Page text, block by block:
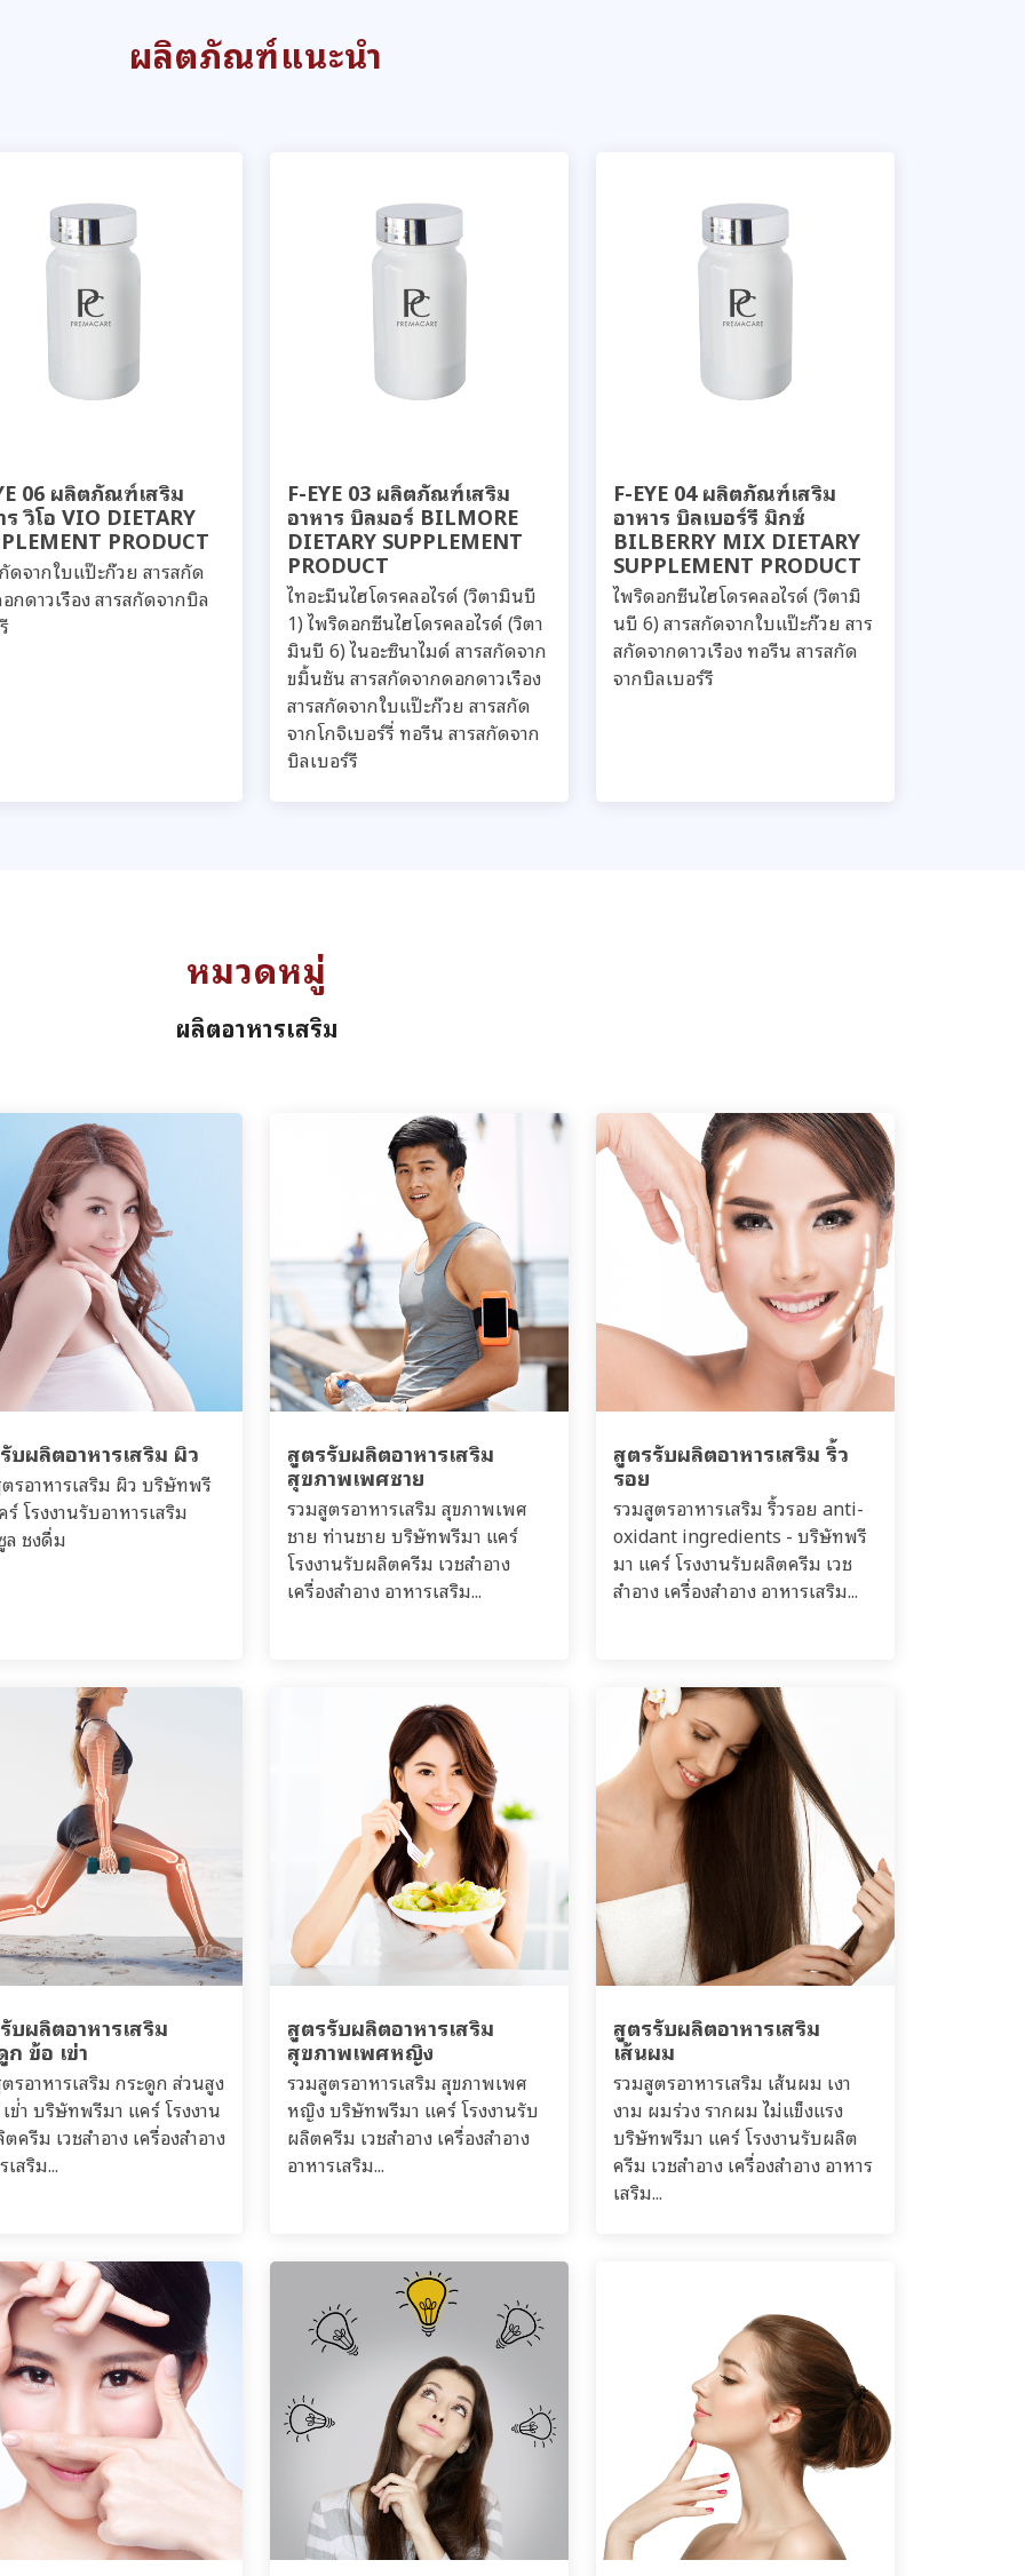
ผลิตภัณฑ์แนะนำ
06 ผลิตภัณฑ์เสริม
ร วิโอ VIO DIETARY
PRODUCT
ดจากใบแป๊ะก๊วย สารสกัด
กดาวเรือง สารสกัดจากบิล
F-EYE 03 ผลิตภัณฑ์เสริม
อาหาร บิลมอร์ BILMORE
DIETARY SUPPLEMENT
PRODUCT
ไทอะมีนไฮโดรคลอไรด์ (วิตามินบี
1) ไพริดอกซีนไฮโดรคลอไรด์ (วิตา
มินบี 6) ไนอะซินาไมด์ สารสกัดจาก
ขมิ้นชัน สารสกัดจากดอกดาวเรือง
สารสกัดจากใบแป๊ะก๊วย สารสกัด
จากโกจิเบอร์รี่ ทอรีน สารสกัดจาก
บิลเบอร์รี
F-EYE 04 ผลิตภัณฑ์เสริม
อาหาร บิลเบอร์รี มิกซ์
BILBERRY MIX DIETARY
SUPPLEMENT PRODUCT
ไพริดอกซีนไฮโดรคลอไรด์ (วิตามิ
นบี 6) สารสกัดจากใบแป๊ะก๊วย สาร
สกัดจากดาวเรือง ทอรีน สารสกัด
จากบิลเบอร์รี
หมวดหมู่
ผลิตอาหารเสริม
บผลิตอาหารเสริม ผิว
รอาหารเสริม ผิว บริษัทพรี
โรงงานรับอาหารเสริม
ชงดื่ม
สูตรรับผลิตอาหารเสริม
สุขภาพเพศชาย
รวมสูตรอาหารเสริม สุขภาพเพศ
ชาย ท่านชาย บริษัทพรีมา แคร์
โรงงานรับผลิตครีม เวชสำอาง
เครื่องสำอาง อาหารเสริม...
สูตรรับผลิตอาหารเสริม ริ้ว
รอย
รวมสูตรอาหารเสริม ริ้วรอย anti-
oxidant ingredients - บริษัทพรี
มา แคร์ โรงงานรับผลิตครีม เวช
สำอาง เครื่องสำอาง อาหารเสริม...
บผลิตอาหารเสริม
ก ข้อ เข่า
รอาหารเสริม กระดูก ส่วนสูง
ข่่า บริษัทพรีมา แคร์ โรงงาน
ครีม เวชสำอาง เครื่องสำอาง
เสริม...
สูตรรับผลิตอาหารเสริม
สุขภาพเพศหญิง
รวมสูตรอาหารเสริม สุขภาพเพศ
หญิง บริษัทพรีมา แคร์ โรงงานรับ
ผลิตครีม เวชสำอาง เครื่องสำอาง
อาหารเสริม...
สูตรรับผลิตอาหารเสริม
เส้นผม
รวมสูตรอาหารเสริม เส้นผม เงา
งาม ผมร่วง รากผม ไ่ม่แข็งแรง
บริษัทพรีมา แคร์ โรงงานรับผลิต
ครีม เวชสำอาง เครื่องสำอาง อาหาร
เสริม...